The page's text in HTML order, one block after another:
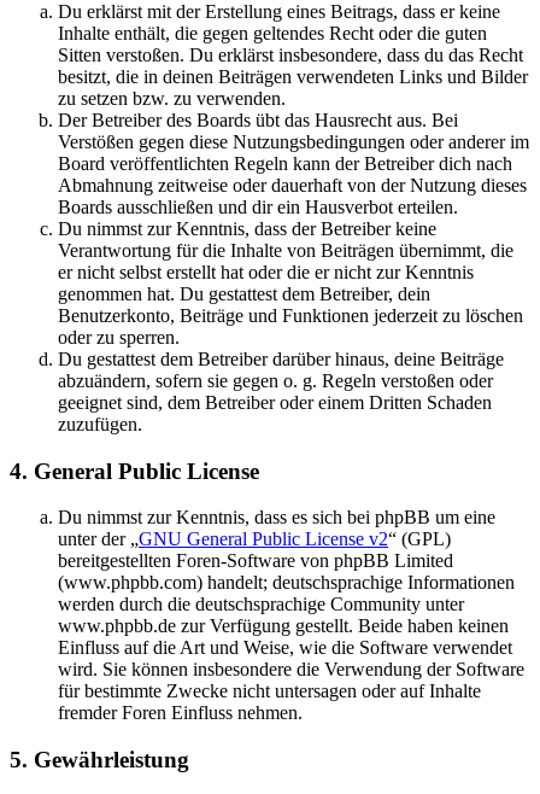
Du erklärst mit der Erstellung eines Beitrags, dass er keine
Inhalte enthält, die gegen geltendes Recht oder die guten
Sitten verstoßen. Du erklärst insbesondere, dass du das Recht
besitzt, die in deinen Beiträgen verwendeten Links und Bilder
zu setzen bzw. zu verwenden.
Der Betreiber des Boards übt das Hausrecht aus. Bei
Verstößen gegen diese Nutzungsbedingungen oder anderer im
Board veröffentlichten Regeln kann der Betreiber dich nach
Abmahnung zeitweise oder dauerhaft von der Nutzung dieses
Boards ausschließen und dir ein Hausverbot erteilen.
Du nimmst zur Kenntnis, dass der Betreiber keine
Verantwortung für die Inhalte von Beiträgen übernimmt, die
er nicht selbst erstellt hat oder die er nicht zur Kenntnis
genommen hat. Du gestattest dem Betreiber, dein
Benutzerkonto, Beiträge und Funktionen jederzeit zu löschen
oder zu sperren.
Du gestattest dem Betreiber darüber hinaus, deine Beiträge
abzuändern, sofern sie gegen o. g. Regeln verstoßen oder
geeignet sind, dem Betreiber oder einem Dritten Schaden
zuzufügen.
4. General Public License
Du nimmst zur Kenntnis, dass es sich bei phpBB um eine
unter der „GNU General Public License v2“ (GPL)
bereitgestellten Foren-Software von phpBB Limited
(www.phpbb.com) handelt; deutschsprachige Informationen
werden durch die deutschsprachige Community unter
www.phpbb.de zur Verfügung gestellt. Beide haben keinen
Einfluss auf die Art und Weise, wie die Software verwendet
wird. Sie können insbesondere die Verwendung der Software
für bestimmte Zwecke nicht untersagen oder auf Inhalte
fremder Foren Einfluss nehmen.
5. Gewährleistung